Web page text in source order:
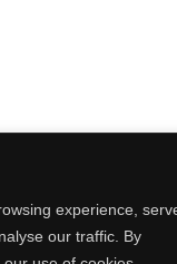
experience,
our traffic. By